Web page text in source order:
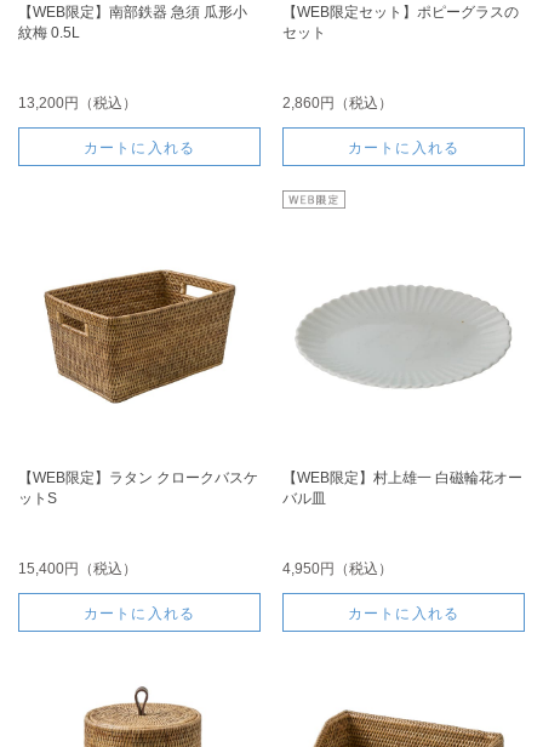
【WEB限定】南部鉄器 急須 瓜形小
紋梅 0.5L
13,200円（税込）
カートに入れる
【WEB限定セット】ポピーグラスの
セット
2,860円（税込）
カートに入れる
【WEB限定】ラタン クロークバスケ
ットS
15,400円（税込）
カートに入れる
【WEB限定】村上雄一 白磁輪花オー
バル皿
4,950円（税込）
カートに入れる